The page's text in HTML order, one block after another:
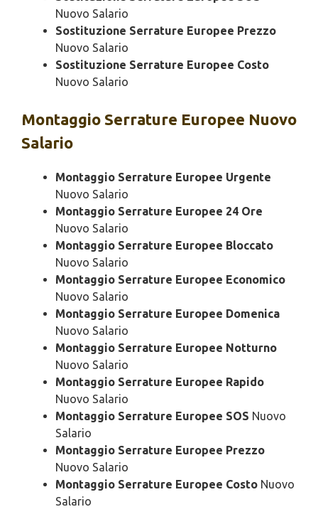
Nuovo Salario
Sostituzione Serrature Europee Prezzo
Nuovo Salario
Sostituzione Serrature Europee Costo
Nuovo Salario
Montaggio Serrature Europee Nuovo
Salario
Montaggio Serrature Europee Urgente
Nuovo Salario
Montaggio Serrature Europee 24 Ore
Nuovo Salario
Montaggio Serrature Europee Bloccato
Nuovo Salario
Montaggio Serrature Europee Economico
Nuovo Salario
Montaggio Serrature Europee Domenica
Nuovo Salario
Montaggio Serrature Europee Notturno
Nuovo Salario
Montaggio Serrature Europee Rapido
Nuovo Salario
Montaggio Serrature Europee SOS Nuovo
Salario
Montaggio Serrature Europee Prezzo
Nuovo Salario
Montaggio Serrature Europee Costo Nuovo
Salario